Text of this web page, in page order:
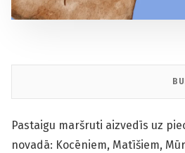
Pastaigu maršruti aizvedīs uz
novadā: Kocēniem, Matīšiem,